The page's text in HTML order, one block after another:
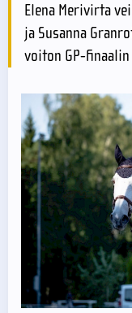
Elena Merivirta
ja Susanna
voiton GP-finaalin